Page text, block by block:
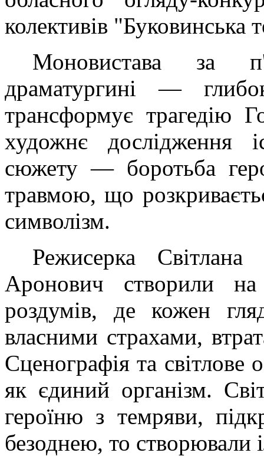
колективів "Буковинська
Моновистава за
драматургині —
трансформує трагедію
художнє дослідження
сюжету — боротьба
травмою, що
символізм.
Режисерка
Аронович створили на
роздумів, де кожен
власними страхами,
Сценографія та
як єдиний організм.
героїню з темряви,
безоднею, то створювали